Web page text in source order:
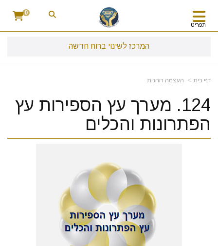
תפריט
0
המרכז לשינוי ברוח חדשה
דף בית העצמה רוחנית
124. מערך עץ הספירות עץ
הפתרונות והכלים